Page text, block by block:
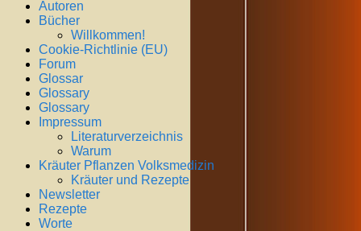
Autoren
Bücher
Willkommen!
Cookie-Richtlinie (EU)
Forum
Glossar
Glossary
Glossary
Impressum
Literaturverzeichnis
Warum
Kräuter Pflanzen Volksmedizin
Kräuter und Rezepte
Newsletter
Rezepte
Worte